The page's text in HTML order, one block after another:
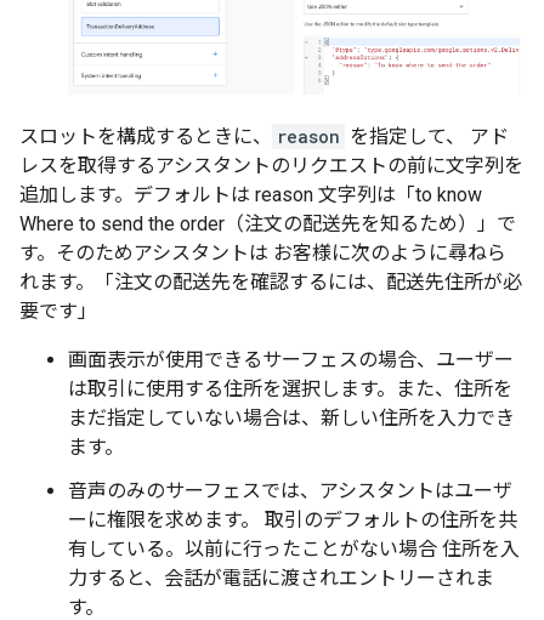
スロットを構成するときに、 reason を指定して、 アド
レスを取得するアシスタントのリクエストの前に文字列を
追加します。デフォルトは reason 文字列は「to know
Where to send the order（注文の配送先を知るため）」で
す。そのためアシスタントは お客様に次のように尋ねら
れます。「注文の配送先を確認するには、配送先住所が必
要です」
画面表示が使用できるサーフェスの場合、ユーザー
は取引に使用する住所を選択します。また、住所を
まだ指定していない場合は、新しい住所を入力でき
ます。
音声のみのサーフェスでは、アシスタントはユーザ
ーに権限を求めます。 取引のデフォルトの住所を共
有している。以前に行ったことがない場合 住所を入
力すると、会話が電話に渡されエントリーされま
す。